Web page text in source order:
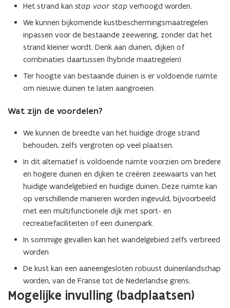
Het strand kan stap voor stap verhoogd worden.
We kunnen bijkomende kustbeschermingsmaatregelen
inpassen voor de bestaande zeewering, zonder dat het
strand kleiner wordt. Denk aan duinen, dijken of
combinaties daartussen (hybride maatregelen).
Ter hoogte van bestaande duinen is er voldoende ruimte
om nieuwe duinen te laten aangroeien.
Wat zijn de voordelen?
We kunnen de breedte van het huidige droge strand
behouden, zelfs vergroten op veel plaatsen.
In dit alternatief is voldoende ruimte voorzien om bredere
en hogere duinen en dijken te creëren zeewaarts van het
huidige wandelgebied en huidige duinen. Deze ruimte kan
op verschillende manieren worden ingevuld, bijvoorbeeld
met een multifunctionele dijk met sport- en
recreatiefaciliteiten of een duinenpark.
In sommige gevallen kan het wandelgebied zelfs verbreed
worden
De kust kan een aaneengesloten robuust duinenlandschap
worden, van de Franse tot de Nederlandse grens.
Mogelijke invulling (badplaatsen)